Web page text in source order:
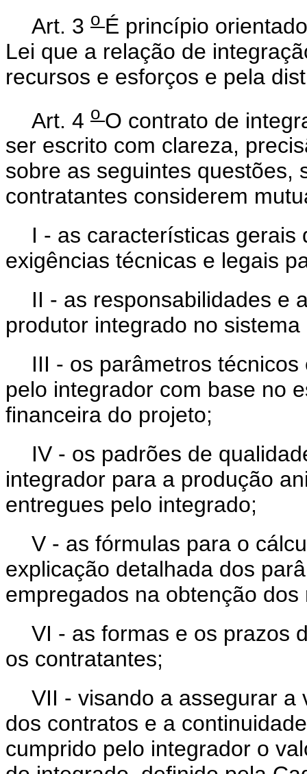
Art. 3 o É princípio
Lei que a relação de
recursos e esforços e pela
Art. 4 o O contrato de
ser escrito com clareza,
sobre as seguintes questões,
contratantes considerem
I - as características
exigências técnicas e legais
II - as responsabilidades e
produtor integrado no
III - os parâmetros
pelo integrador com base no
financeira do projeto;
IV - os padrões de
integrador para a produção
entregues pelo integrado;
V - as fórmulas para o
explicação detalhada dos
empregados na obtenção dos
VI - as formas e os prazos
os contratantes;
VII - visando a assegurar
dos contratos e a
cumprido pelo integrador o